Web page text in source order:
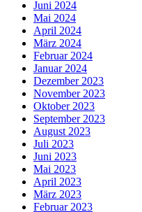
Juni 2024
Mai 2024
April 2024
März 2024
Februar 2024
Januar 2024
Dezember 2023
November 2023
Oktober 2023
September 2023
August 2023
Juli 2023
Juni 2023
Mai 2023
April 2023
März 2023
Februar 2023